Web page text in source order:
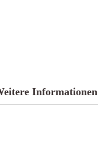
Informationen